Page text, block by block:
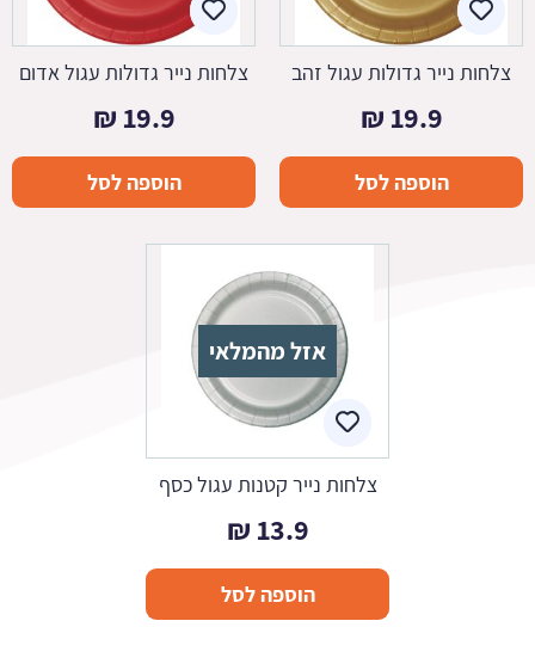
צלחות נייר גדולות עגול זהב
19.9
₪
הוספה לסל
צלחות נייר גדולות עגול אדום
19.9
₪
הוספה לסל
אזל מהמלאי
צלחות נייר קטנות עגול כסף
13.9
₪
הוספה לסל